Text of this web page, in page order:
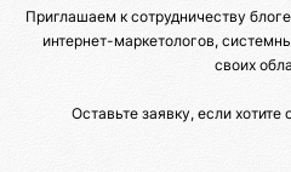
Приглашаем к сотрудничеству
интернет-маркетологов,
своих
Оставьте заявку, если хотите